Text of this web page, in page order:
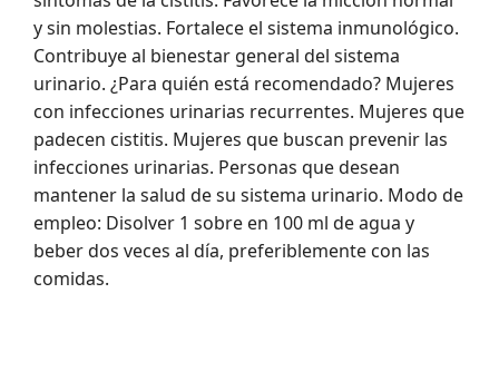
y sin molestias. Fortalece el sistema inmunológico.
Contribuye al bienestar general del sistema
urinario. ¿Para quién está recomendado? Mujeres
con infecciones urinarias recurrentes. Mujeres que
padecen cistitis. Mujeres que buscan prevenir las
infecciones urinarias. Personas que desean
mantener la salud de su sistema urinario. Modo de
empleo: Disolver 1 sobre en 100 ml de agua y
beber dos veces al día, preferiblemente con las
comidas.